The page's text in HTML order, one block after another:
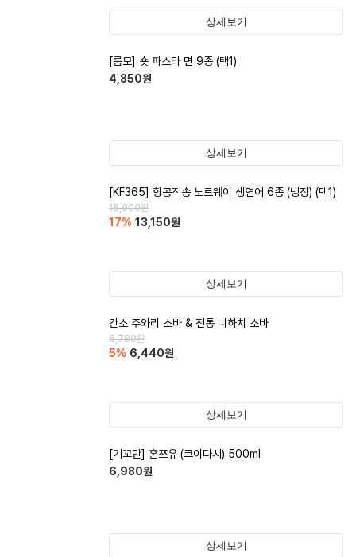
상세보기
[룸모] 숏 파스타 면 9종 (택1)
4,850원
상세보기
[KF365] 항공직송 노르웨이 생연어 6종 (냉장) (택1)
15,900원
17% 13,150원
상세보기
간소 주와리 소바 & 전통 니하치 소바
6,780원
5% 6,440원
상세보기
[기꼬만] 혼쯔유 (코이다시) 500ml
6,980원
상세보기